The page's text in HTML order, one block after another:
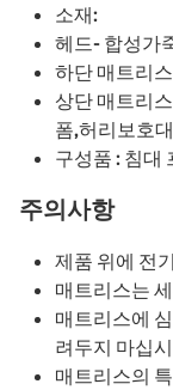
소재:
헤드- 합성가
하단 매트리
상단 매트리
폼,허리보호
구성품 : 침대
주의사항
제품 위에 전
매트리스는
매트리스에
려두지 마십
매트리스의